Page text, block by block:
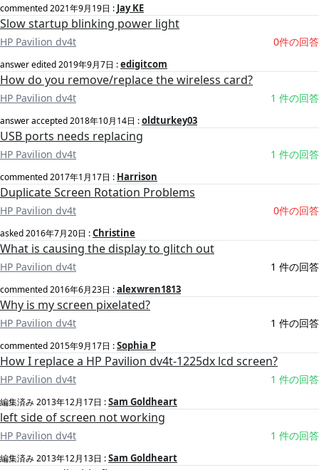
commented2021年9月19日 : Jay KE
Slow startup blinking power light
HP Pavilion dv4t 0件の回答
answer edited2019年9月7日 :edigitcom
How do you remove/replace the wireless card?
HP Pavilion dv4t 1 件の回答
answer accepted2018年10月14日 :oldturkey03
USB ports needs replacing
HP Pavilion dv4t 1 件の回答
commented2017年1月17日 : Harrison
Duplicate Screen Rotation Problems
HP Pavilion dv4t 0件の回答
asked2016年7月20日 :Christine
What is causing the display to glitch out
HP Pavilion dv4t 1 件の回答
commented2016年6月23日 :alexwren1813
Why is my screen pixelated?
HP Pavilion dv4t 1 件の回答
commented2015年9月17日 :Sophia P
How I replace a HP Pavilion dv4t-1225dx lcd screen?
HP Pavilion dv4t 1 件の回答
編集済み2013年12月17日 :Sam Goldheart
left side of screen not working
HP Pavilion dv4t 1 件の回答
編集済み2013年12月13日 :Sam Goldheart